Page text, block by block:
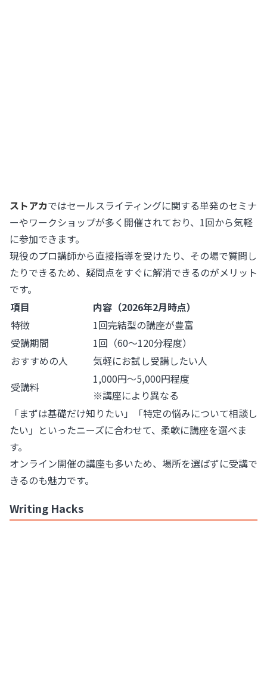
ストアカではセールスライティングに関する単発のセミナ
ーやワークショップが多く開催されており、1回から気軽
に参加できます。
現役のプロ講師から直接指導を受けたり、その場で質問し
たりできるため、疑問点をすぐに解消できるのがメリット
です。
項目
内容（2026年2月時点）
特徴
1回完結型の講座が豊富
受講期間
1回（60〜120分程度）
おすすめの人
気軽にお試し受講したい人
受講料
1,000円〜5,000円程度
※講座により異なる
「まずは基礎だけ知りたい」「特定の悩みについて相談し
たい」といったニーズに合わせて、柔軟に講座を選べま
す。
オンライン開催の講座も多いため、場所を選ばずに受講で
きるのも魅力です。
Writing Hacks